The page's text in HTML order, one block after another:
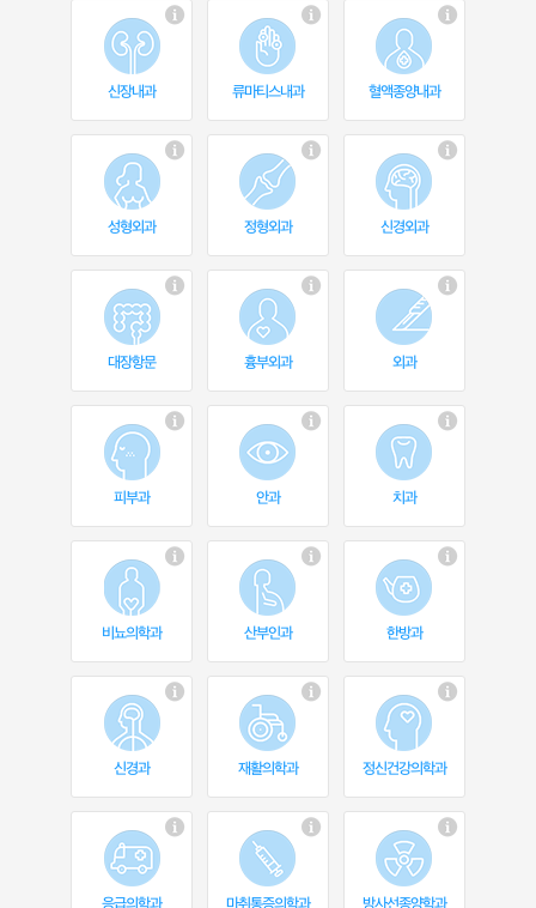
신장내과 류마티스내과 혈액종양내과
성형외과 정형외과 신경외과
대장항문 흉부외과 외과
피부과 안과 치과
비뇨의학과 산부인과 한방과
신경과 재활의학과 정신건강의학과